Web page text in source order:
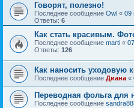
Говорят, полезно!
Последнее сообщение Owl « 09
Ответы: 6
Как стать красивым.
Последнее сообщение marti «
Ответы: 126
Как наносить уходовую
Последнее сообщение Диана «
Переводная фольга для
Последнее сообщение